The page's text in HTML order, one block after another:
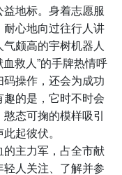
地标。身着志愿服
心地向过往行人讲
颇高的宇树机器人
血救人 ”的手牌热情呼
操作，还会为成功
的是，它时不时会
态可掬的模样吸引
起彼伏。
主力军，占全市献
人关注、了解并参